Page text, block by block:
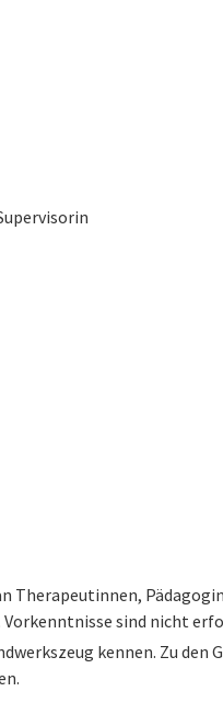
sind nicht
kennen. Zu den